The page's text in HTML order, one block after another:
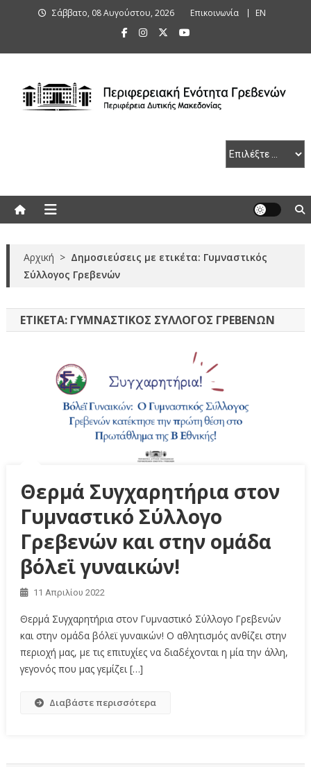
Σάββατο, 08 Αυγούστου, 2026 Επικοινωνία ΕΝ
Αρχική > Δημοσιεύσεις με ετικέτα: Γυμναστικός
Σύλλογος Γρεβενών
ΕΤΙΚΈΤΑ: ΓΥΜΝΑΣΤΙΚΌΣ ΣΎΛΛΟΓΟΣ ΓΡΕΒΕΝΏΝ
Θερμά Συγχαρητήρια στον
Γυμναστικό Σύλλογο
Γρεβενών και στην ομάδα
βόλεϊ γυναικών!
11 Απριλίου 2022
Θερμά Συγχαρητήρια στον Γυμναστικό Σύλλογο Γρεβενών
και στην ομάδα βόλεϊ γυναικών! Ο αθλητισμός ανθίζει στην
περιοχή μας, με τις επιτυχίες να διαδέχονται η μία την άλλη,
γεγονός που μας γεμίζει […]
Διαβάστε περισσότερα